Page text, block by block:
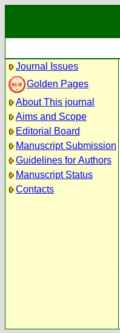
Journal Issues
Golden Pages
About This journal
Aims and Scope
Editorial Board
Manuscript Submission
Guidelines for Authors
Manuscript Status
Contacts